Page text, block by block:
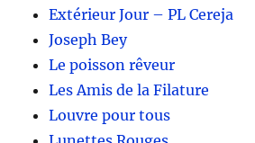
Extérieur Jour – PL Cereja
Joseph Bey
Le poisson rêveur
Les Amis de la Filature
Louvre pour tous